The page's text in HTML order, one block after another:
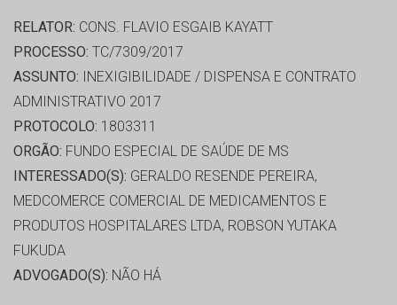
RELATOR: CONS. FLAVIO ESGAIB KAYATT
PROCESSO: TC/7309/2017
ASSUNTO: INEXIGIBILIDADE / DISPENSA E CONTRATO
ADMINISTRATIVO 2017
PROTOCOLO: 1803311
ORGÃO: FUNDO ESPECIAL DE SAÚDE DE MS
INTERESSADO(S): GERALDO RESENDE PEREIRA,
MEDCOMERCE COMERCIAL DE MEDICAMENTOS E
PRODUTOS HOSPITALARES LTDA, ROBSON YUTAKA
FUKUDA
ADVOGADO(S): NÃO HÁ